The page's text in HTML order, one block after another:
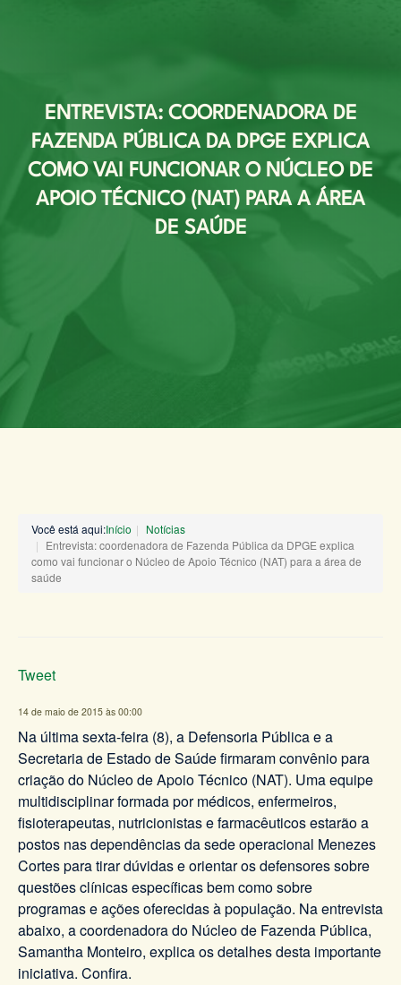
ENTREVISTA: COORDENADORA DE
FAZENDA PÚBLICA DA DPGE EXPLICA
COMO VAI FUNCIONAR O NÚCLEO DE
APOIO TÉCNICO (NAT) PARA A ÁREA
DE SAÚDE
Você está aqui:Início
Notícias
Entrevista: coordenadora de Fazenda Pública da DPGE explica
como vai funcionar o Núcleo de Apoio Técnico (NAT) para a área de
saúde
Tweet
14 de maio de 2015 às 00:00
Na última sexta-feira (8), a Defensoria Pública e a
Secretaria de Estado de Saúde firmaram convênio para
criação do Núcleo de Apoio Técnico (NAT). Uma equipe
multidisciplinar formada por médicos, enfermeiros,
fisioterapeutas, nutricionistas e farmacêuticos estarão a
postos nas dependências da sede operacional Menezes
Cortes para tirar dúvidas e orientar os defensores sobre
questões clínicas específicas bem como sobre
programas e ações oferecidas à população. Na entrevista
abaixo, a coordenadora do Núcleo de Fazenda Pública,
Samantha Monteiro, explica os detalhes desta importante
iniciativa. Confira.